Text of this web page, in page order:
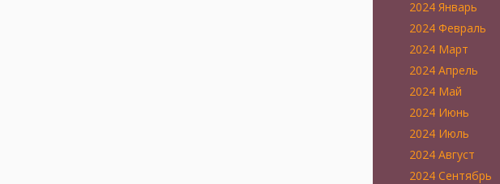
2024 Январь
2024 Февраль
2024 Март
2024 Апрель
2024 Май
2024 Июнь
2024 Июль
2024 Август
2024 Сентябрь